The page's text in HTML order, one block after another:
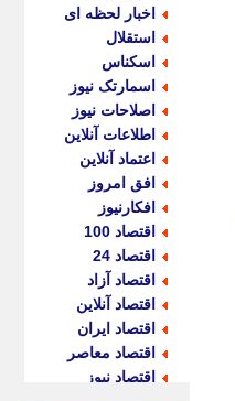
اخبار لحظه ای
استقلال
اسکناس
اسمارتک نیوز
اصلاحات نیوز
اطلاعات آنلاین
اعتماد آنلاین
افق امروز
افکارنیوز
اقتصاد 100
اقتصاد 24
اقتصاد آزاد
اقتصاد آنلاین
اقتصاد ایران
اقتصاد معاصر
اقتصاد نیوز